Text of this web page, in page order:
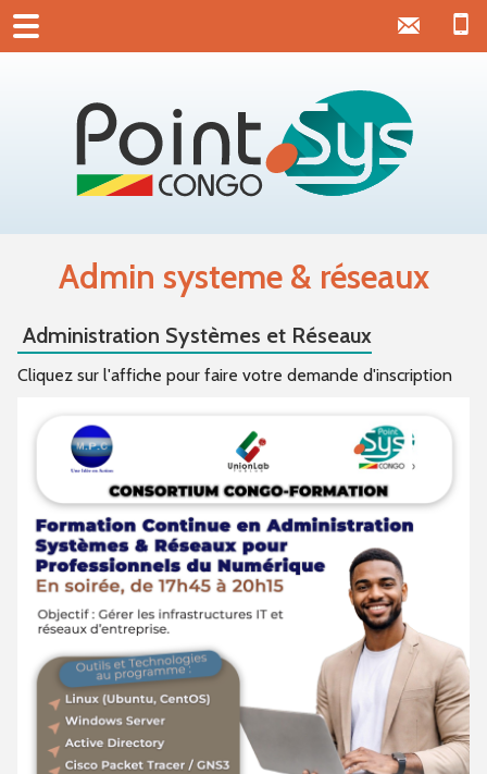
Admin systeme & réseaux
Administration Systèmes et Réseaux
Cliquez sur l'affiche pour faire votre demande d'inscription